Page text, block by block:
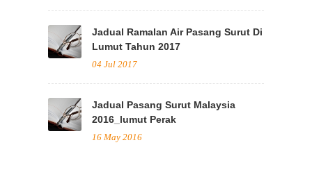
Jadual Ramalan Air Pasang Surut Di
Lumut Tahun 2017
04 Jul 2017
Jadual Pasang Surut Malaysia
2016_lumut Perak
16 May 2016